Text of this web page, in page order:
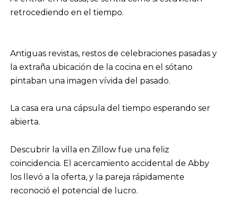
retrocediendo en el tiempo.
Antiguas revistas, restos de celebraciones pasadas y
la extraña ubicación de la cocina en el sótano
pintaban una imagen vívida del pasado.
La casa era una cápsula del tiempo esperando ser
abierta.
Descubrir la villa en Zillow fue una feliz
coincidencia. El acercamiento accidental de Abby
los llevó a la oferta, y la pareja rápidamente
reconoció el potencial de lucro.